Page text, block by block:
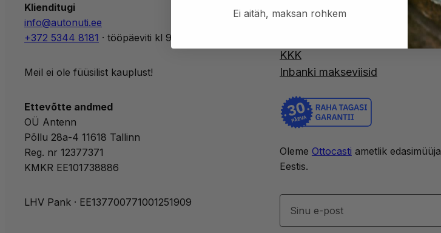
Klienditugi
info@autonuti.ee
+372 5344 8181 · tööpäeviti kl 9–17 · EST, ENG
Meil ei ole füüsilist kauplust!
Ettevõtte andmed
OÜ Antenn
Põllu 28a-4 11618 Tallinn
Reg. nr 12377371
KMKR EE101738886
LHV Pank · EE137700771001251909
Maksa hiljem
KKK
Inbanki makseviisid
Oleme Ottocasti ametlik edasimüüja
Eestis.
Liitu uudiskirjaga
Ei aitäh, maksan rohkem